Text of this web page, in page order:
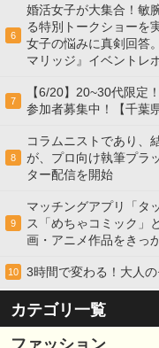
6
婚活女子が大集合！敏
る特別トークショーを
女子の悩みに真剣回答
マリッジ』イベントレ
7
【6/20】20~30代限定
参加者募集中！【千葉
8
コラムニストであり、
が、プロ向け執筆プラ
ター配信を開始
9
マッチングアプリ「タ
ス「めちゃコミック」
画・アニメ作品をきっ
10 3時間で変わる！大人
カテゴリ一覧